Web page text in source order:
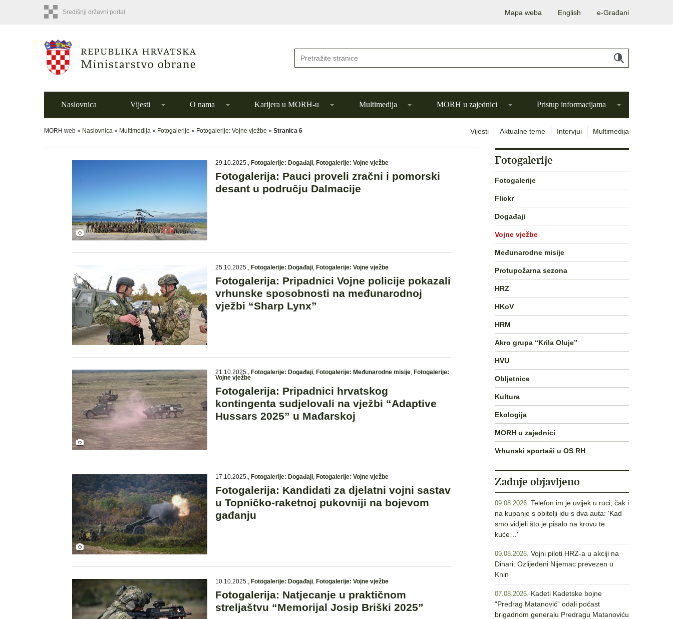
Središnji državni portal Mapa weba English e-Građani
Naslovnica Vijesti O nama Karijera u MORH-u Multimedija MORH u zajednici Pristup informacijama
MORH web » Naslovnica » Multimedija » Fotogalerije » Fotogalerije: Vojne vježbe » Stranica 6 Vijesti Aktualne teme Intervjui Multimedija
29.10.2025., Fotogalerije: Događaji, Fotogalerije: Vojne vježbe
Fotogalerija: Pauci proveli zračni i pomorski
desant u području Dalmacije
25.10.2025., Fotogalerije: Događaji, Fotogalerije: Vojne vježbe
Fotogalerija: Pripadnici Vojne policije pokazali
vrhunske sposobnosti na međunarodnoj
vježbi “Sharp Lynx”
21.10.2025., Fotogalerije: Događaji, Fotogalerije: Međunarodne misije, Fotogalerije:
Vojne vježbe
Fotogalerija: Pripadnici hrvatskog
kontingenta sudjelovali na vježbi “Adaptive
Hussars 2025” u Mađarskoj
17.10.2025., Fotogalerije: Događaji, Fotogalerije: Vojne vježbe
Fotogalerija: Kandidati za djelatni vojni sastav
u Topničko-raketnoj pukovniji na bojevom
gađanju
10.10.2025., Fotogalerije: Događaji, Fotogalerije: Vojne vježbe
Fotogalerija: Natjecanje u praktičnom
streljaštvu “Memorijal Josip Briški 2025”
Fotogalerije
Fotogalerije
Flickr
Događaji
Vojne vježbe
Međunarodne misije
Protupožarna sezona
HRZ
HKoV
HRM
Akro grupa “Krila Oluje”
HVU
Obljetnice
Kultura
Ekologija
MORH u zajednici
Vrhunski sportaši u OS RH
Zadnje objavljeno
09.08.2026. Telefon im je uvijek u ruci, čak i
na kupanje s obitelji idu s dva auta: ‘Kad
smo vidjeli što je pisalo na krovu te
kuće…‘
09.08.2026. Vojni piloti HRZ-a u akciji na
Dinari: Ozlijeđeni Nijemac prevezen u
Knin
07.08.2026. Kadeti Kadetske bojne
“Predrag Matanović” odali počast
brigadnom generalu Predragu Matanoviću